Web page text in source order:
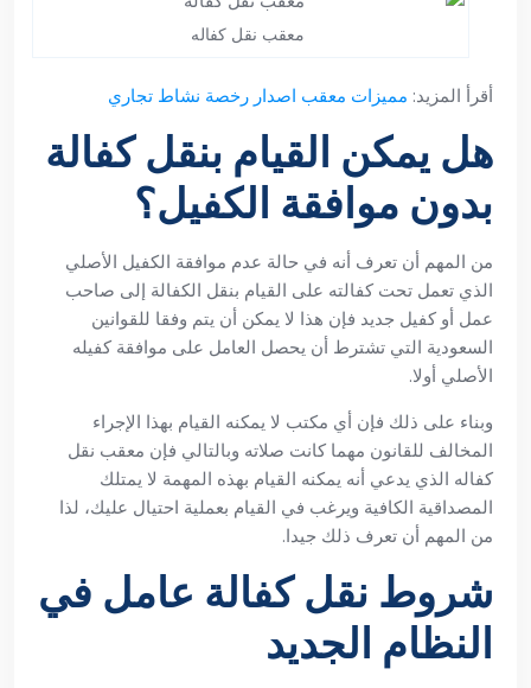
معقب نقل كفاله
أقرأ المزيد: مميزات معقب اصدار رخصة نشاط تجاري
هل يمكن القيام بنقل كفالة
بدون موافقة الكفيل؟
من المهم أن تعرف أنه في حالة عدم موافقة الكفيل الأصلي
الذي تعمل تحت كفالته على القيام بنقل الكفالة إلى صاحب
عمل أو كفيل جديد فإن هذا لا يمكن أن يتم وفقا للقوانين
السعودية التي تشترط أن يحصل العامل على موافقة كفيله
الأصلي أولا.
وبناء على ذلك فإن أي مكتب لا يمكنه القيام بهذا الإجراء
المخالف للقانون مهما كانت صلاته وبالتالي فإن معقب نقل
كفاله الذي يدعي أنه يمكنه القيام بهذه المهمة لا يمتلك
المصداقية الكافية ويرغب في القيام بعملية احتيال عليك، لذا
من المهم أن تعرف ذلك جيدا.
شروط نقل كفالة عامل في
النظام الجديد